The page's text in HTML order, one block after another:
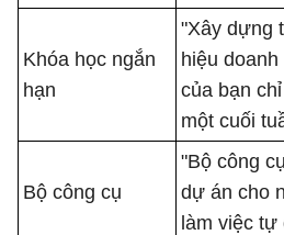
Khóa học ngắn
hạn
"Xây dựng
hiệu
của bạn
một cuối
Bộ công cụ
"Bộ công
dự án cho
làm việc tự